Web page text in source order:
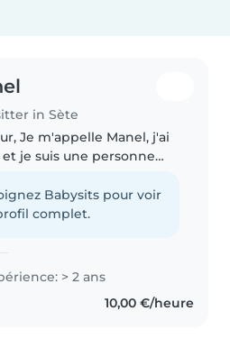
in Sète
j'ai
et je suis une personne
J'aime beaucoup
des enfants et passer
Babysits pour voir
complet.
> 2 ans
10,00 €/heure